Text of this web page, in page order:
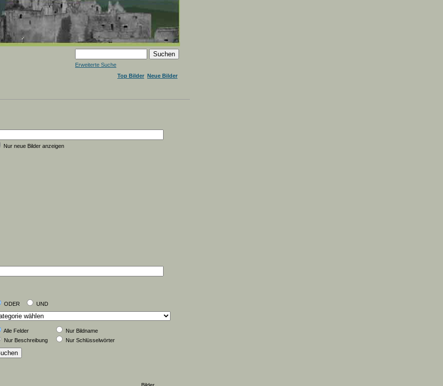
Erweiterte Suche
Top Bilder Neue Bilder
Nur neue Bilder anzeigen
ODER
UND
Alle Felder
Nur Bildname
Nur Beschreibung
Nur Schlüsselwörter